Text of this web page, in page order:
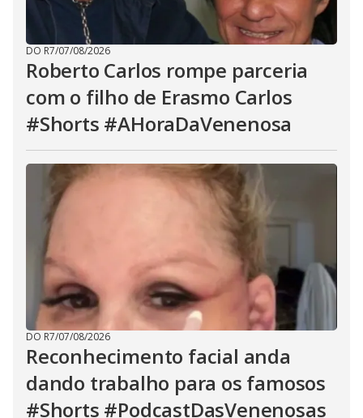
DO R7/07/08/2026
Roberto Carlos rompe parceria
com o filho de Erasmo Carlos
#Shorts #AHoraDaVenenosa
DO R7/07/08/2026
Reconhecimento facial anda
dando trabalho para os famosos
#Shorts #PodcastDasVenenosas